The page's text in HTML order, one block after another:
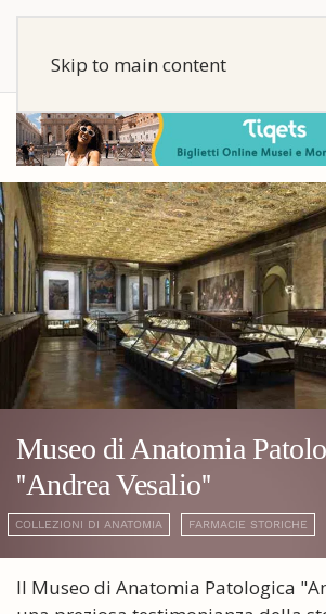
Skip to main content
Museo di Anatomia
''Andrea Vesalio''
COLLEZIONI DI ANATOMIA FARMACIE STORICHE
Il Museo di Anatomia Patologica